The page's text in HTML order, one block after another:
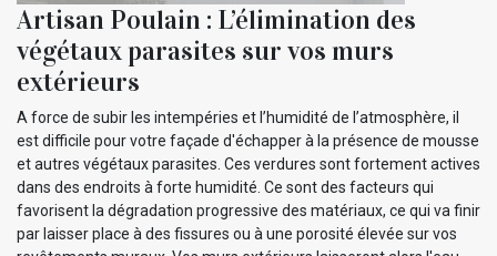
Artisan Poulain : L’élimination des
végétaux parasites sur vos murs
extérieurs
A force de subir les intempéries et l’humidité de l’atmosphère, il
est difficile pour votre façade d'échapper à la présence de mousse
et autres végétaux parasites. Ces verdures sont fortement actives
dans des endroits à forte humidité. Ce sont des facteurs qui
favorisent la dégradation progressive des matériaux, ce qui va finir
par laisser place à des fissures ou à une porosité élevée sur vos